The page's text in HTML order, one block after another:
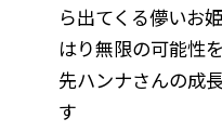
ら出てくる儚いお
はり無限の可能性
先ハンナさんの成
す